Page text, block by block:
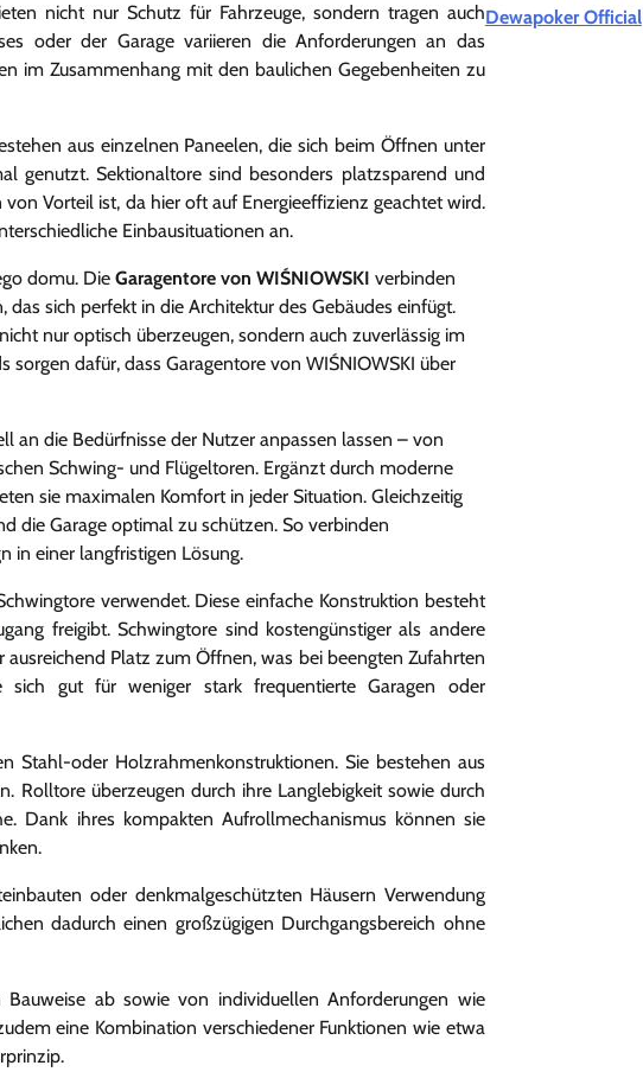
nicht nur Schutz für Fahrzeuge, sondern tragen auch
oder der Garage variieren die Anforderungen an das
im Zusammenhang mit den baulichen Gegebenheiten zu
aus einzelnen Paneelen, die sich beim Öffnen unter
genutzt. Sektionaltore sind besonders platzsparend und
Vorteil ist, da hier oft auf Energieeffizienz geachtet wird.
Einbausituationen an.
domu. Die Garagentore von WIŚNIOWSKI verbinden
sich perfekt in die Architektur des Gebäudes einfügt.
nur optisch überzeugen, sondern auch zuverlässig im
dafür, dass Garagentore von WIŚNIOWSKI über
an die Bedürfnisse der Nutzer anpassen lassen – von
Schwing- und Flügeltoren. Ergänzt durch moderne
sie maximalen Komfort in jeder Situation. Gleichzeitig
die Garage optimal zu schützen. So verbinden
in einer langfristigen Lösung.
verwendet. Diese einfache Konstruktion besteht
freigibt. Schwingtore sind kostengünstiger als andere
Platz zum Öffnen, was bei beengten Zufahrten
sich gut für weniger stark frequentierte Garagen oder
Stahl-oder Holzrahmenkonstruktionen. Sie bestehen aus
Rolltore überzeugen durch ihre Langlebigkeit sowie durch
Dank ihres kompakten Aufrollmechanismus können sie
oder denkmalgeschützten Häusern Verwendung
dadurch einen großzügigen Durchgangsbereich ohne
ab sowie von individuellen Anforderungen wie
eine Kombination verschiedener Funktionen wie etwa
Dewapoker Official